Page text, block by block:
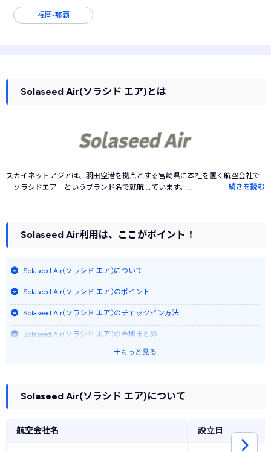
福岡-那覇
Solaseed Air(ソラシド エア)とは
スカイネットアジアは、羽田空港を拠点とする宮崎県に本社を置く航空会社で
「ソラシドエア」というブランド名で就航しています。
しています。今後は、福岡と関西に就航する方針を固めており、中国・四国の
各空港への新規就航も検討中で、さらに国際線への進出も進めています。
…続きを読む
Solaseed Air利用は、ここがポイント！
Solaseed Air(ソラシド エア)について
Solaseed Air(ソラシド エア)のポイント
Solaseed Air(ソラシド エア)のチェックイン方法
Solaseed Air(ソラシド エア)の券種まとめ
受託荷物・機内持ち込み手荷物について
乗り継ぎについて
もっと見る
Solaseed Air(ソラシド エア)について
航空会社名 設立日